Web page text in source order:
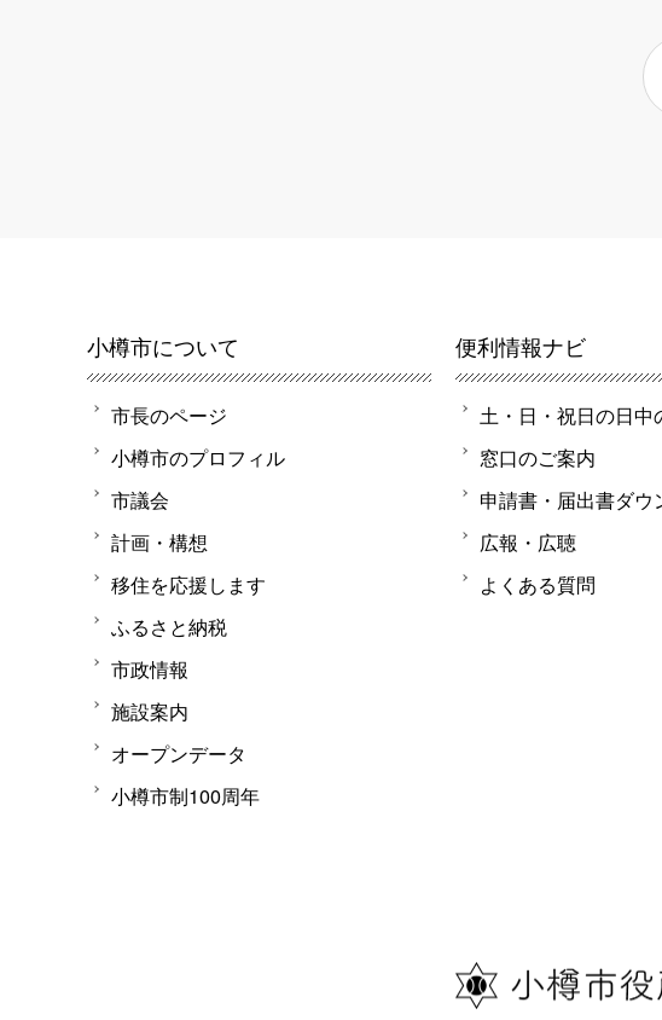
小樽市について
市長のページ
小樽市のプロフィル
市議会
計画・構想
移住を応援します
ふるさと納税
市政情報
施設案内
オープンデータ
小樽市制100周年
便利情報ナビ
土・日・祝日の日中
窓口のご案内
申請書・届出書ダウ
広報・広聴
よくある質問